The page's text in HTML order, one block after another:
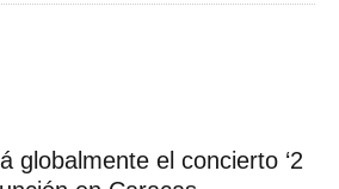
globalmente el concierto ‘2